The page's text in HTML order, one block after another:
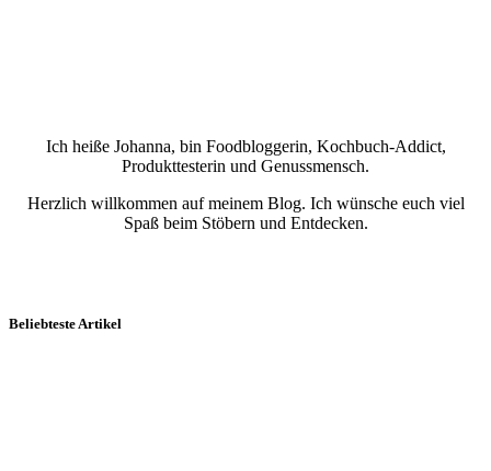
Ich heiße Johanna, bin Foodbloggerin, Kochbuch-Addict,
Produkttesterin und Genussmensch.
Herzlich willkommen auf meinem Blog. Ich wünsche euch viel
Spaß beim Stöbern und Entdecken.
Beliebteste Artikel